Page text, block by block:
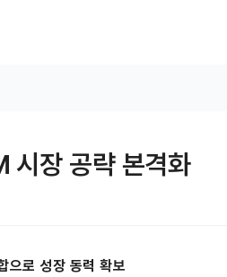
시장 공략 본격화
으로 성장 동력 확보